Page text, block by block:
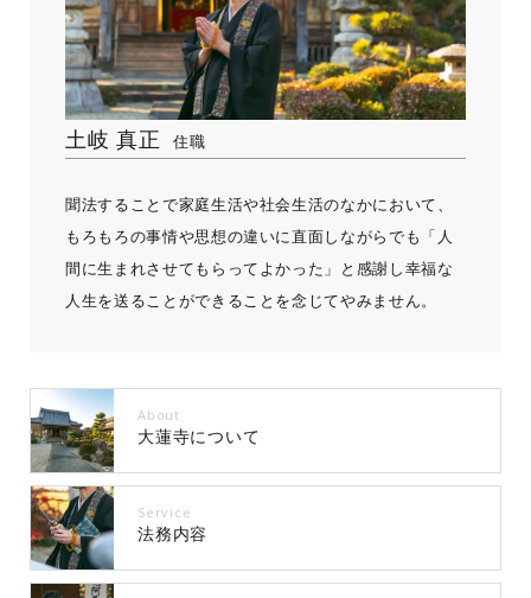
土岐 真正 住職
聞法することで家庭生活や社会生活のなかにおいて、
もろもろの事情や思想の違いに直面しながらでも「人
間に生まれさせてもらってよかった」と感謝し幸福な
人生を送ることができることを念じてやみません。
About
大蓮寺について
Service
法務内容